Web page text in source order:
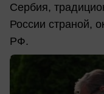
Сербия,
России страной,
РФ.